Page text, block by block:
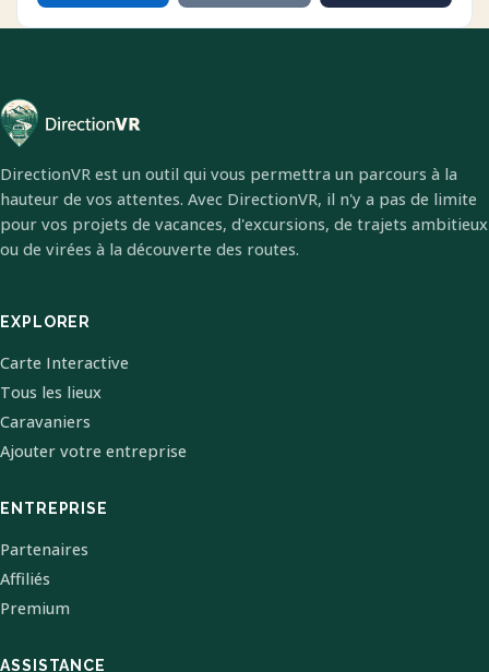
DirectionVR est un outil qui vous permettra un parcours à la
hauteur de vos attentes. Avec DirectionVR, il n'y a pas de limite
pour vos projets de vacances, d'excursions, de trajets ambitieux
ou de virées à la découverte des routes.
EXPLORER
Carte Interactive
Tous les lieux
Caravaniers
Ajouter votre entreprise
ENTREPRISE
Partenaires
Affiliés
Premium
ASSISTANCE